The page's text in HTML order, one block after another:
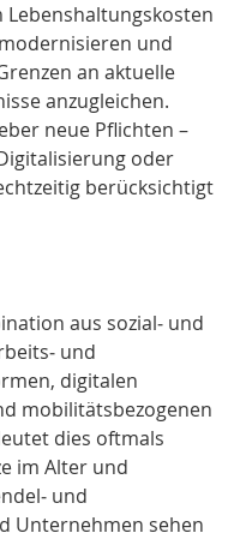
Lebenshaltungskosten
und
an aktuelle
anzugleichen.
neue Pflichten –
oder
berücksichtigt
aus sozial‑ und
und
digitalen
mobilitätsbezogenen
dies oftmals
im Alter und
und
Unternehmen sehen